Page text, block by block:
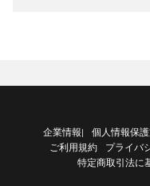
企業情報| 個人情報保
ご利用規約 プライバ
特定商取引法に